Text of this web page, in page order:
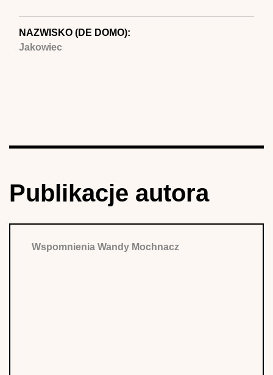
NAZWISKO (DE DOMO):
Jakowiec
Publikacje autora
Wspomnienia Wandy Mochnacz